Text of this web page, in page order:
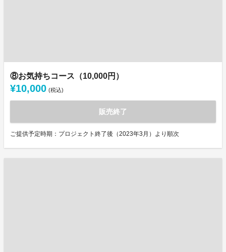
⑧お気持ちコース（10,000円）
¥10,000 (税込)
販売終了
ご提供予定時期：プロジェクト終了後（2023年3月）より順次